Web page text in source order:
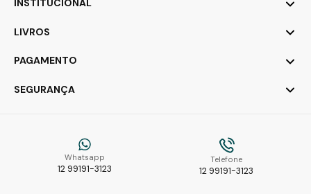
Whatsapp
12 99191-3123
Telefone
12 99191-3123
INSTITUCIONAL
LIVROS
PAGAMENTO
SEGURANÇA